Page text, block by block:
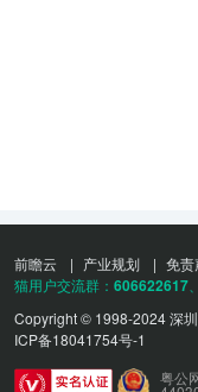
前瞻云 | 产业规划 | 免责
猫用户交流群： 606622617
Copyright © 1998-2024 深
ICP备18041754号-1
粤公